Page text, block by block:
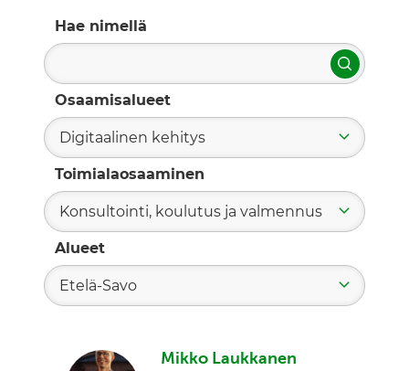
Hae nimellä
Hae
Osaamisalueet
Digitaalinen kehitys
Toimialaosaaminen
Konsultointi, koulutus ja valmennus
Alueet
Etelä-Savo
Mikko Laukkanen